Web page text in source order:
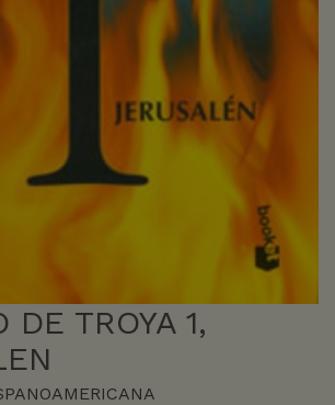
DE TROYA 1,